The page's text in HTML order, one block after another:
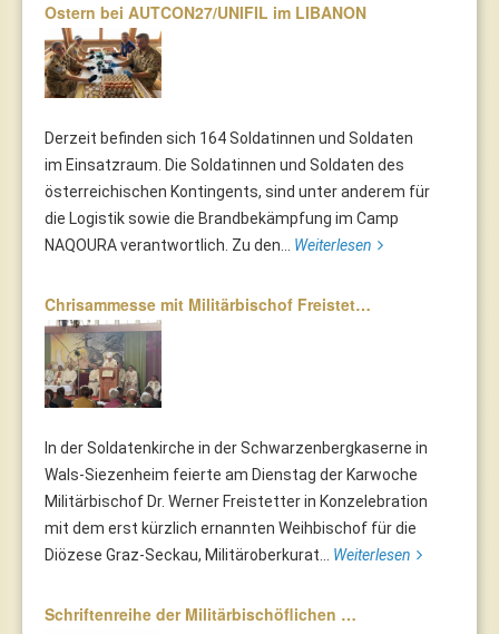
Ostern bei AUTCON27/UNIFIL im LIBANON
Derzeit befinden sich 164 Soldatinnen und Soldaten
im Einsatzraum. Die Soldatinnen und Soldaten des
österreichischen Kontingents, sind unter anderem für
die Logistik sowie die Brandbekämpfung im Camp
NAQOURA verantwortlich. Zu den... Weiterlesen
Chrisammesse mit Militärbischof Freistet…
In der Soldatenkirche in der Schwarzenbergkaserne in
Wals-Siezenheim feierte am Dienstag der Karwoche
Militärbischof Dr. Werner Freistetter in Konzelebration
mit dem erst kürzlich ernannten Weihbischof für die
Diözese Graz-Seckau, Militäroberkurat... Weiterlesen
Schriftenreihe der Militärbischöflichen …